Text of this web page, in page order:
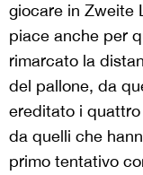
giocare in Zweite
piace anche per
rimarcato la
del pallone, da
ereditato i
da quelli che
primo tentativo